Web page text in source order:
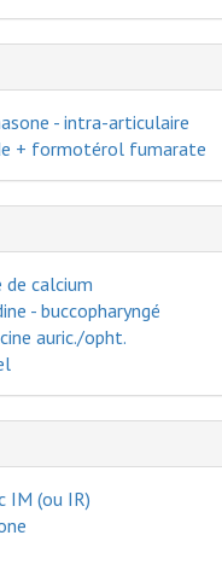
- intra-articulaire
+ formotérol fumarate
de calcium
- buccopharyngé
auric./opht.
IM (ou IR)